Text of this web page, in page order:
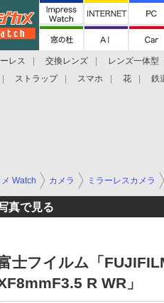
レス 交換レンズ レンズ一体型
ストラップ スマホ 花 鉄
Watch カメラ ミラーレスカメラ
真で見る
士フイルム「
R WR」